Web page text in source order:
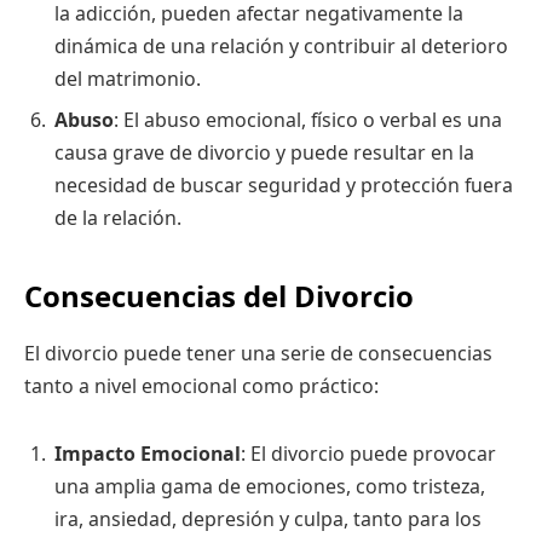
la adicción, pueden afectar negativamente la
dinámica de una relación y contribuir al deterioro
del matrimonio.
Abuso: El abuso emocional, físico o verbal es una
causa grave de divorcio y puede resultar en la
necesidad de buscar seguridad y protección fuera
de la relación.
Consecuencias del Divorcio
El divorcio puede tener una serie de consecuencias
tanto a nivel emocional como práctico:
Impacto Emocional: El divorcio puede provocar
una amplia gama de emociones, como tristeza,
ira, ansiedad, depresión y culpa, tanto para los